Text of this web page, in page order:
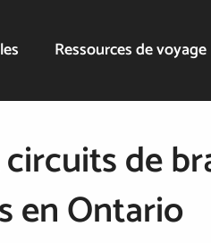
Ressources de voyage
de
en Ontario